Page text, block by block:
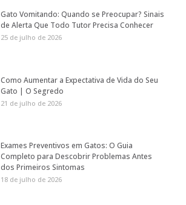
Gato Vomitando: Quando se Preocupar? Sinais
de Alerta Que Todo Tutor Precisa Conhecer
25 de julho de 2026
Como Aumentar a Expectativa de Vida do Seu
Gato | O Segredo
21 de julho de 2026
Exames Preventivos em Gatos: O Guia
Completo para Descobrir Problemas Antes
dos Primeiros Sintomas
18 de julho de 2026